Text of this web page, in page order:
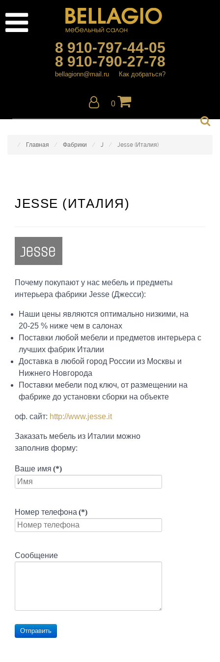
8 910-797-44-05
8 910-790-27-78
bellagionn@mail.ru Как добраться?
0
Главная Фабрики J Jesse (Италия)
JESSE (ИТАЛИЯ)
Почему покупают у нас мебель и предметы
интерьера фабрики Jesse (Джесси):
Наши цены являются оптимально низкими, на
20-25 % ниже чем в салонах
Поставки любой мебели и предметов интерьера с
лучших фабрик Италии
Доставка в любой город России из Москвы и
Нижнего Новгорода
Поставки мебели под ключ, от размещении на
фабрике до установки сборки на объекте
оф. сайт: http://www.jesse.it
Заказать мебель из Италии можно
заполнив форму:
Ваше имя (*)
Номер телефона (*)
Сообщение
Отправить